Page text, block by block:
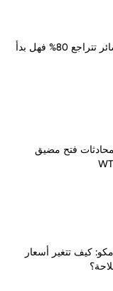
نتائج سابك 2026: الخسائر تتراجع 80% فهل بدأ
فتح مضيق
كيف تتغير أسعار